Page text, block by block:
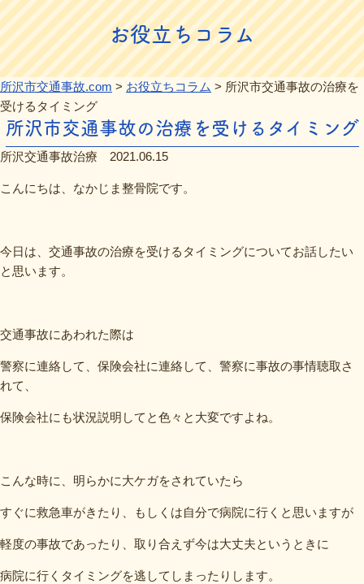
お役立ちコラム
所沢市交通事故.com > お役立ちコラム > 所沢市交通事故の治療を
受けるタイミング
所沢市交通事故の治療を受けるタイミング
所沢交通事故治療 2021.06.15
こんにちは、なかじま整骨院です。
今日は、交通事故の治療を受けるタイミングについてお話したい
と思います。
交通事故にあわれた際は
警察に連絡して、保険会社に連絡して、警察に事故の事情聴取さ
れて、
保険会社にも状況説明してと色々と大変ですよね。
こんな時に、明らかに大ケガをされていたら
すぐに救急車がきたり、もしくは自分で病院に行くと思いますが
軽度の事故であったり、取り合えず今は大丈夫というときに
病院に行くタイミングを逃してしまったりします。